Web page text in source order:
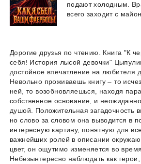
подают холодным.
всего заходит с
Дорогие друзья по чтению. Книга "К
себя! История лысой девочки"
достойное впечатление на любителя
Невольно проживаешь книгу – то
ней, то возобновляешься, находя
собственное основание, и
душой. Положительная загадочность
но слово за словом она выводится в
интересную картину, понятную для
важнейших ролей в описании
цвет, он ощутимо изменяется во
Небезынтересно наблюдать как